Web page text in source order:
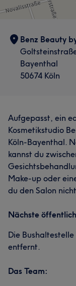
Professionell
Benz Beauty
Bayenthal
50674 Köln
Aufgepasst, ein
Kosmetikstudio
Köln-Bayenthal.
kannst du
Make-up oder
du den Salon
Nächste
Die
entfernt.
Das Team: